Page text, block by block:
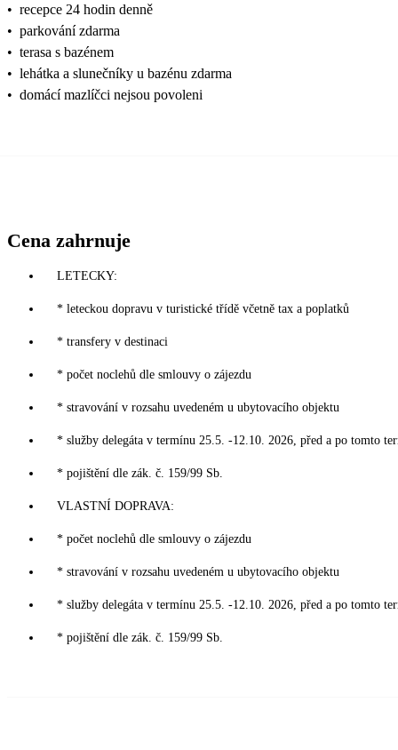
• recepce 24 hodin denně
• parkování zdarma
• terasa s bazénem
• lehátka a slunečníky u bazénu zdarma
• domácí mazlíčci nejsou povoleni
Cena zahrnuje
LETECKY:
* leteckou dopravu v turistické třídě včetně tax a poplatků
* transfery v destinaci
* počet noclehů dle smlouvy o zájezdu
* stravování v rozsahu uvedeném u ubytovacího objektu
* služby delegáta v termínu 25.5. -12.10. 2026, před a po tomto
* pojištění dle zák. č. 159/99 Sb.
VLASTNÍ DOPRAVA:
* počet noclehů dle smlouvy o zájezdu
* stravování v rozsahu uvedeném u ubytovacího objektu
* služby delegáta v termínu 25.5. -12.10. 2026, před a po tomto
* pojištění dle zák. č. 159/99 Sb.